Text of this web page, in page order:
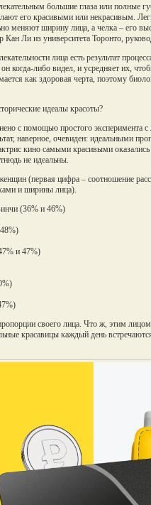
большие глаза или полные
его красивыми или некрасивым.
меняют ширину лица, а челка – его
Кан Ли из университета Торонто,
лица есть результат
когда-либо видел, и усредняет их,
как здоровая черта, поэтому
идеалы красоты?
с помощью простого эксперимента
наверное, очевиден: идеальными
кино самыми красивыми
не идеальны.
(первая цифра – соотношение
и ширины лица).
(36% и 46%)
и 47%)
своего лица. Что ж, этим лицом
красавицы каждый день